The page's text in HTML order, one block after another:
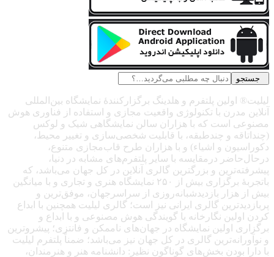
جستجو
لیلیت® اولین پلتفرم و هلدینگ برگزارکنندهٔ نمایشگاه بین‌المللی
آنلاین مدرن با تکنولوژی واقعیت مجازی و استفاده از فناوری هوش
مصنوعی است که با هزاران سالن نمایشگاهی شیک و لوکس
(چنداتاقه و چندطبقه، با قابلیت شخصی‌سازی و تغییر محیط،
دکوراسیون و اشیاء) و با هزاران طرح قاب‌مجازی متنوع،
درحال‌حاضر درمقایسه با سایر پلتفرم‌های مشابه در دنیا،
پیشرفته‌ترین و بزرگترین گالری آنلاین در کل جهان می‌باشد، که
باتجربهٔ برگزاری بیش از ۲۵۰ نمایشگاه هنری و تجاری و با میانگین
بیش از هزار بازدیدشبانه‌روزی از سراسرجهان، موفق‌ترین و
پربازدیدترین گالری ایرانی نیز است؛ گالری لیلیت همچنین با ابداع
کردن اولین نگارخانه با گویندگی هوش مصنوعی و با ابداع و
برگزاری اولین نمایشگاه در جهان‌های ناممکن و فانتزی؛ پیشروترین
و نوآورانه‌ترین گالری در کل جهان نیز می‌باشد؛ ضمناً پلتفرم لیلیت
با دارا بودن بخش‌های گوناگون نظیر: دانشنامه هنر و هنرمندان،